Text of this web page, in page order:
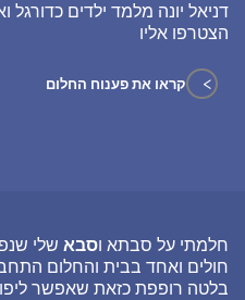
דניאל יונה מלמד ילדים כדורגל
הצטרפו אליו
> קראו את פענוח החלום
חלמתי על סבתא וסבא שלי
חולים ואחד בבית והחלום
בלטה רופפת כזאת שאפשר